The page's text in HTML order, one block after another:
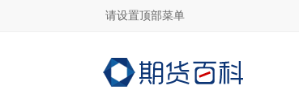
请设置顶部菜单